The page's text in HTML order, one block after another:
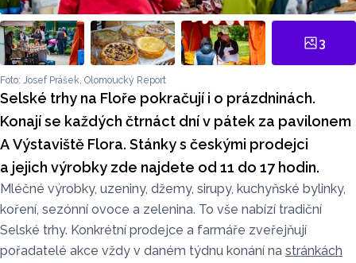
3
Foto: Josef Prášek, Olomoucký Report
Selské trhy na Floře pokračují i o prázdninách.
Konají se každých čtrnáct dní v pátek za pavilonem
A Výstaviště Flora. Stánky s českými prodejci
a jejich výrobky zde najdete od 11 do 17 hodin.
Mléčné výrobky, uzeniny, džemy, sirupy, kuchyňské bylinky,
koření, sezónní ovoce a zelenina. To vše nabízí tradiční
Selské trhy. Konkrétní prodejce a farmáře zveřejňují
pořadatelé akce vždy v daném týdnu konání na stránkách